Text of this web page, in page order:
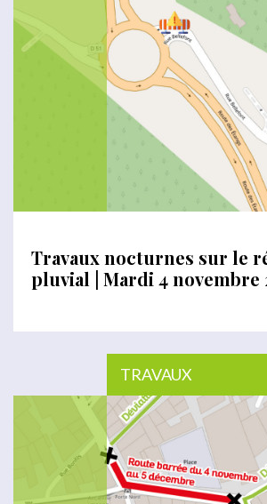
Travaux nocturnes sur le
pluvial | Mardi 4 novembre
TRAVAUX